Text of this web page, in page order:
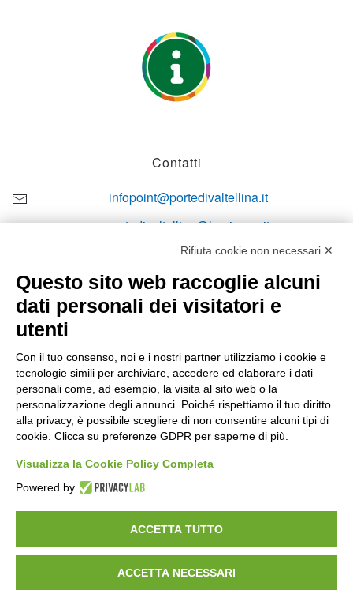
Contatti
infopoint@portedivaltellina.it
portedivaltellina@lamiapec.it
+39 0342 601140
Lun-ven
08:00 – 12:10 / 14:00 – 18:10
Sabato
08:00 – 12:10
Consorzio Turistico Porte di Valtellina. All rights reserved.
Rifiuta cookie non necessari ✕
Questo sito web raccoglie alcuni
dati personali dei visitatori e
utenti
Con il tuo consenso, noi e i nostri partner utilizziamo i cookie e
tecnologie simili per archiviare, accedere ed elaborare i dati
personali come, ad esempio, la visita al sito web o la
personalizzazione degli annunci. Poiché rispettiamo il tuo diritto
alla privacy, è possibile scegliere di non consentire alcuni tipi di
cookie. Clicca su preferenze GDPR per saperne di più.
Visualizza la Cookie Policy Completa
Powered by
ACCETTA TUTTO
ACCETTA NECESSARI